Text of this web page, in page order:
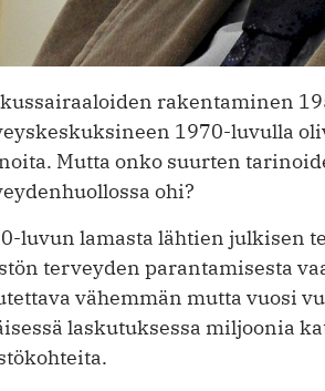
rakentaminen
1970-luvulla
Mutta onko suurten
ohi?
luvun lamasta lähtien julkisen
terveyden parantamisesta
vähemmän mutta vuosi
laskutuksessa miljoonia